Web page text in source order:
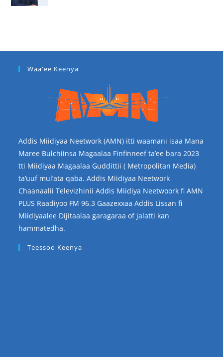
Waa'ee Keenya
Addis Miidiyaa Neetwork (AMN) itti waamani isaa Mana
Maree Bulchiinsa Magaalaa Finfinneef ta’ee bara 2023
tti Miidiyaa Magaalaa Guddittii ( Metropolitan Media)
ta’uuf mul’ata qaba. Addis Miidiyaa Neetwork
Chaanaalii Televizhinii Addis Miidiya Neetwoork fi AMN
PLUS Raadiyoo FM 96.3 Gaazexxaa Addis Lissan fi
Miidiyaalee Dijitaalaa garagaraa of jalatti kan
hammatedha.
Teessoo Keenya